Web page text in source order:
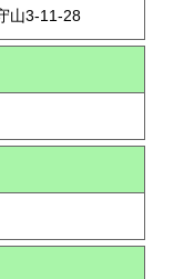
山3-11-28